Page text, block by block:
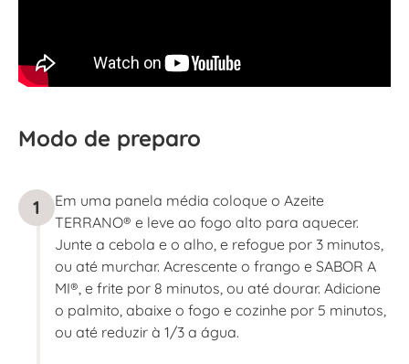
Modo de preparo
1
Em uma panela média coloque o Azeite
TERRANO® e leve ao fogo alto para aquecer.
Junte a cebola e o alho, e refogue por 3 minutos,
ou até murchar. Acrescente o frango e SABOR A
MI®, e frite por 8 minutos, ou até dourar. Adicione
o palmito, abaixe o fogo e cozinhe por 5 minutos,
ou até reduzir à 1/3 a água.